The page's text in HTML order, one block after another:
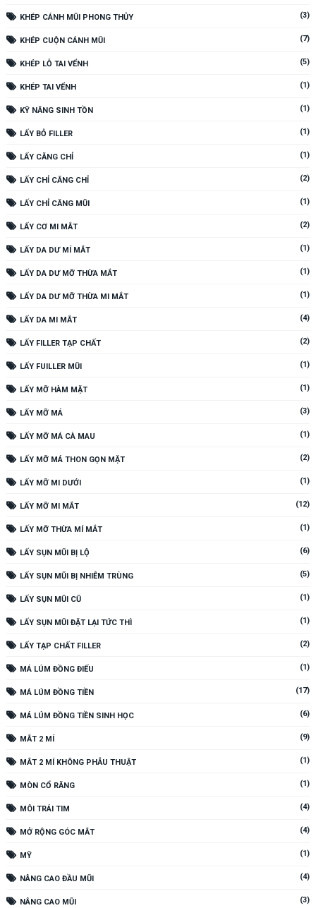
KHÉP CÁNH MŨI PHONG THỦY (3)
KHÉP CUỘN CÁNH MŨI (7)
KHÉP LỖ TAI VỂNH (5)
KHÉP TAI VỂNH (1)
KỸ NĂNG SINH TỒN (1)
LẤY BỎ FILLER (1)
LẤY CĂNG CHỈ (1)
LẤY CHỈ CĂNG CHỈ (2)
LẤY CHỈ CĂNG MŨI (1)
LẤY CƠ MI MẮT (2)
LẤY DA DƯ MÍ MẮT (1)
LẤY DA DƯ MỠ THỪA MẮT (1)
LẤY DA DƯ MỠ THỪA MI MẮT (1)
LẤY DA MI MẮT (4)
LẤY FILLER TẠP CHẤT (2)
LẤY FUILLER MŨI (1)
LẤY MỠ HÀM MẶT (1)
LẤY MỠ MÁ (3)
LẤY MỠ MÁ CÀ MAU (1)
LẤY MỠ MÁ THON GỌN MẶT (2)
LẤY MỠ MI DƯỚI (1)
LẤY MỠ MI MẮT (12)
LẤY MỠ THỪA MÍ MẮT (1)
LẤY SỤN MŨI BỊ LỘ (6)
LẤY SỤN MŨI BỊ NHIỄM TRÙNG (5)
LẤY SỤN MŨI CŨ (1)
LẤY SỤN MŨI ĐẶT LẠI TỨC THÌ (1)
LẤY TẠP CHẤT FILLER (2)
MÁ LÚM ĐỒNG ĐIẾU (1)
MÁ LÚM ĐỒNG TIỀN (17)
MÁ LÚM ĐỒNG TIỀN SINH HỌC (6)
MẮT 2 MÍ (9)
MẮT 2 MÍ KHÔNG PHẪU THUẬT (1)
MÒN CỔ RĂNG (1)
MÔI TRÁI TIM (4)
MỞ RỘNG GÓC MẮT (4)
MỸ (1)
NÂNG CAO ĐẦU MŨI (4)
NÂNG CAO MŨI (3)